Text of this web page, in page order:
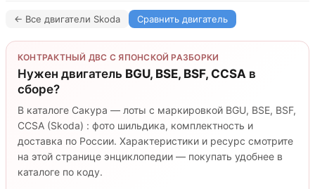
← Все двигатели Skoda Сравнить двигатель
КОНТРАКТНЫЙ ДВС С ЯПОНСКОЙ РАЗБОРКИ
Нужен двигатель BGU, BSE, BSF, CCSA в
сборе?
В каталоге Сакура — лоты с маркировкой BGU, BSE, BSF,
CCSA (Skoda) : фото шильдика, комплектность и
доставка по России. Характеристики и ресурс смотрите
на этой странице энциклопедии — покупать удобнее в
каталоге по коду.